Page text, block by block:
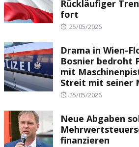
Rückläufiger
fort
Posted
25/05/2026
Drama in Wien-
Bosnier bedroht
mit
Streit mit seiner
Posted
25/05/2026
Neue Abgaben
finanzieren